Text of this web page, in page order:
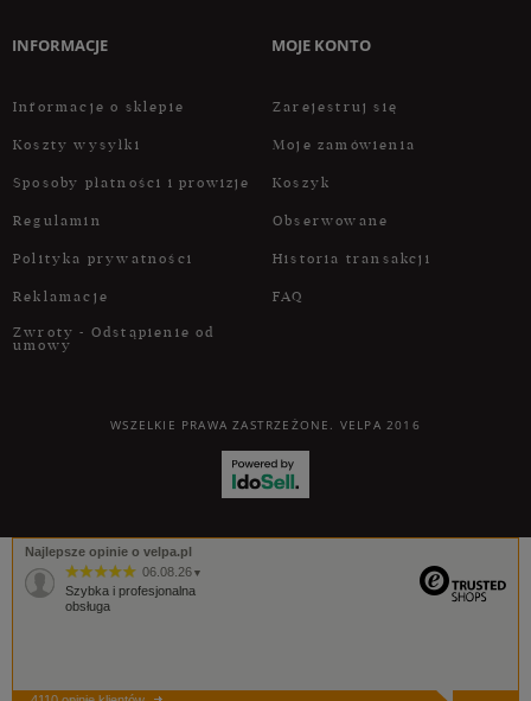
INFORMACJE
Informacje o sklepie
Koszty wysyłki
Sposoby płatności i prowizje
Regulamin
Polityka prywatności
Reklamacje
Zwroty - Odstąpienie od
umowy
MOJE KONTO
Zarejestruj się
Moje zamówienia
Koszyk
Obserwowane
Historia transakcji
FAQ
WSZELKIE PRAWA ZASTRZEŻONE. VELPA 2016
Najlepsze opinie o velpa.pl
06.08.26 ▼
Szybka i profesjonalna
obsługa